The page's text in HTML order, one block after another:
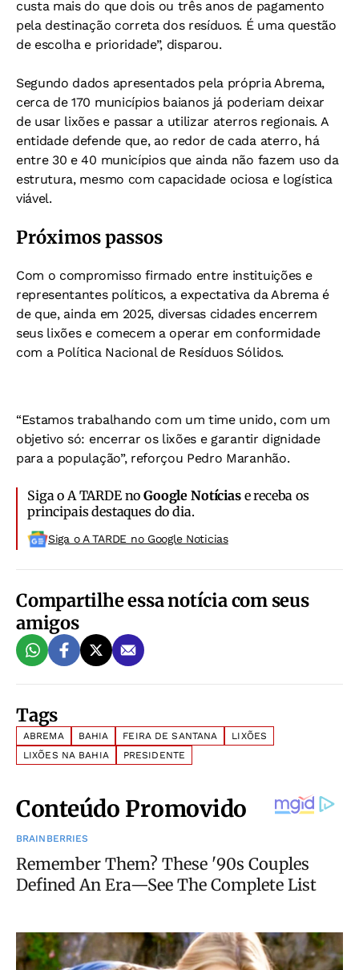
custa mais do que dois ou três anos de pagamento
pela destinação correta dos resíduos. É uma questão
de escolha e prioridade”, disparou.
Segundo dados apresentados pela própria Abrema,
cerca de 170 municípios baianos já poderiam deixar
de usar lixões e passar a utilizar aterros regionais. A
entidade defende que, ao redor de cada aterro, há
entre 30 e 40 municípios que ainda não fazem uso da
estrutura, mesmo com capacidade ociosa e logística
viável.
Próximos passos
Com o compromisso firmado entre instituições e
representantes políticos, a expectativa da Abrema é
de que, ainda em 2025, diversas cidades encerrem
seus lixões e comecem a operar em conformidade
com a Política Nacional de Resíduos Sólidos.
“Estamos trabalhando com um time unido, com um
objetivo só: encerrar os lixões e garantir dignidade
para a população”, reforçou Pedro Maranhão.
Siga o A TARDE noGoogle Notíciase receba os
principais destaques do dia.
Siga o A TARDE no Google Noticias
Compartilhe essa notícia com seus
amigos
Tags
ABREMA BAHIA FEIRA DE SANTANA
LIXÕES
LIXÕES NA BAHIA
PRESIDENTE